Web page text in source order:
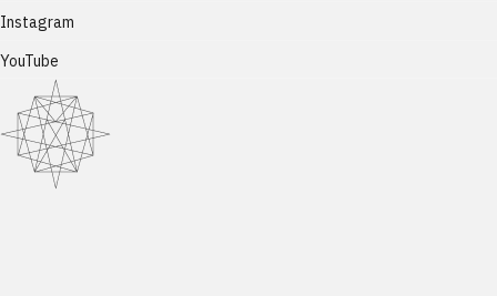
Instagram
YouTube